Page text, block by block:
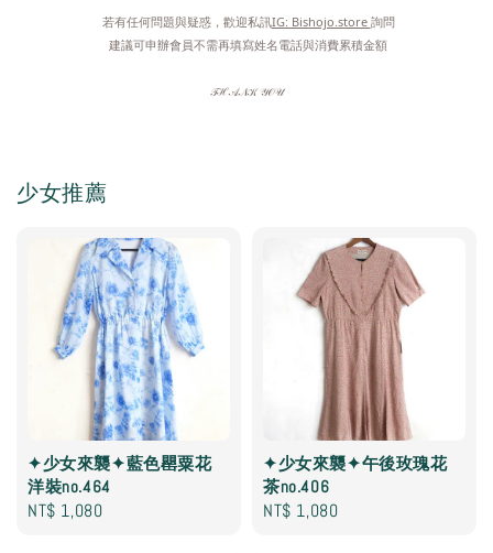
若有任何問題與疑惑，歡迎私訊IG: Bishojo.store 詢問
建議可申辦會員不需再填寫姓名電話與消費累積金額
𝒯ℋ𝒜𝒩𝒦 𝒴𝒪𝒰
少女推薦
✦少女來襲✦藍色罌粟花
洋裝no.464
Regular
NT$ 1,080
✦少女來襲✦午後玫瑰花
茶no.406
Regular
NT$ 1,080